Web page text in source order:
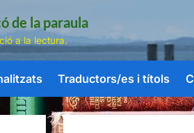
de la paraula
a la lectura.
Traductors/es i títols